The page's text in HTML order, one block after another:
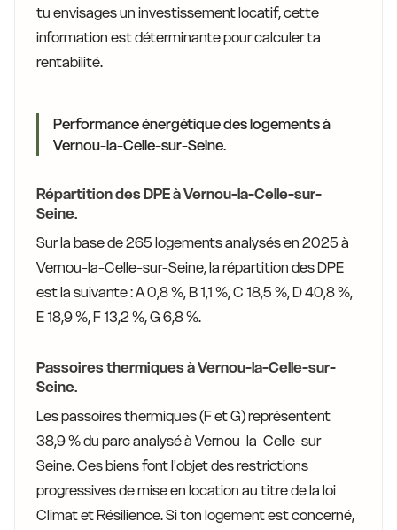
tu envisages un investissement locatif, cette
information est déterminante pour calculer ta
rentabilité.
Performance énergétique des logements à
Vernou-la-Celle-sur-Seine.
Répartition des DPE à Vernou-la-Celle-sur-
Seine.
Sur la base de 265 logements analysés en 2025 à
Vernou-la-Celle-sur-Seine, la répartition des DPE
est la suivante : A 0,8 %, B 1,1 %, C 18,5 %, D 40,8 %,
E 18,9 %, F 13,2 %, G 6,8 %.
Passoires thermiques à Vernou-la-Celle-sur-
Seine.
Les passoires thermiques (F et G) représentent
38,9 % du parc analysé à Vernou-la-Celle-sur-
Seine. Ces biens font l'objet des restrictions
progressives de mise en location au titre de la loi
Climat et Résilience. Si ton logement est concerné,